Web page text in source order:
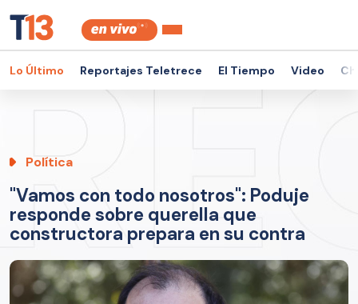
Lo Último Reportajes Teletrece El Tiempo Video
Política
"Vamos con todo nosotros": Poduje
responde sobre querella que
constructora prepara en su contra